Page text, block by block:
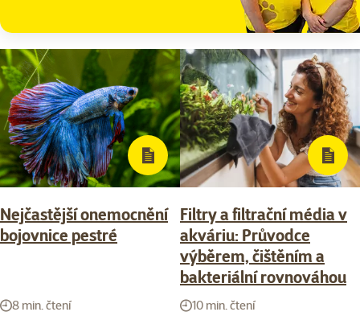
Nejčastější onemocnění
bojovnice pestré
8 min. čtení
Filtry a filtrační média v
akváriu: Průvodce
výběrem, čištěním a
bakteriální rovnováhou
10 min. čtení